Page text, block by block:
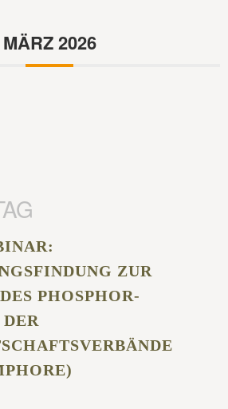
MÄRZ 2026
ZUR
PHOSPHOR-